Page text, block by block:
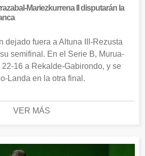
Mariezkurrena II disputarán la
dejado fuera a Altuna III-Rezusta
semifinal. En el Serie B, Murua-
16 a Rekalde-Gabirondo, y se
Landa en la otra final.
VER MÁS